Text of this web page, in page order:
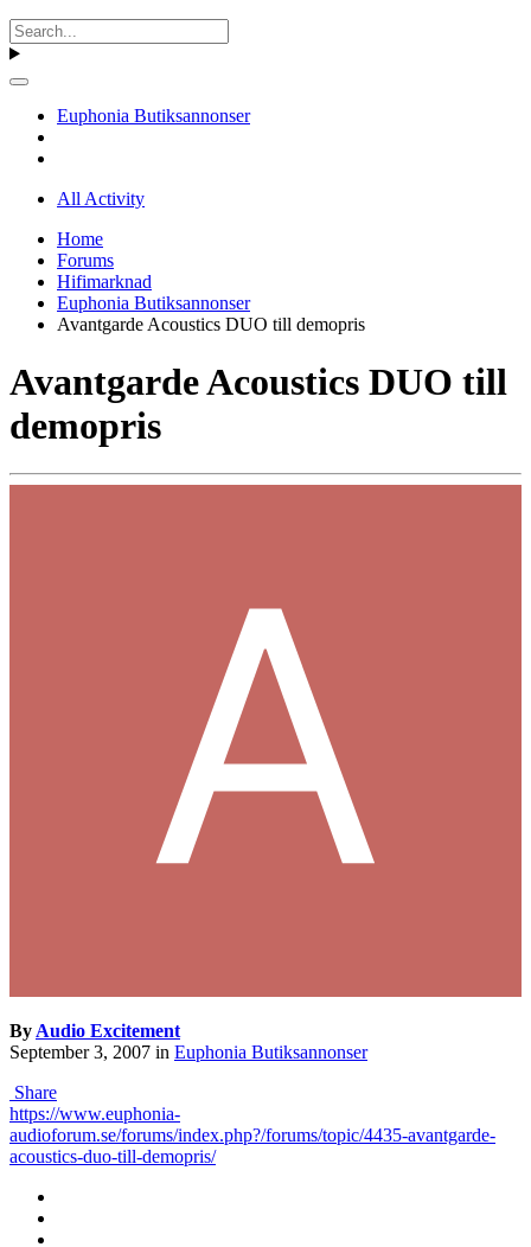
Euphonia Butiksannonser
All Activity
Home
Forums
Hifimarknad
Euphonia Butiksannonser
Avantgarde Acoustics DUO till demopris
Avantgarde Acoustics DUO till
demopris
ByAudio Excitement
September 3, 2007 in Euphonia Butiksannonser
Share
https://www.euphonia-
audioforum.se/forums/index.php?/forums/topic/4435-avantgarde-
acoustics-duo-till-demopris/